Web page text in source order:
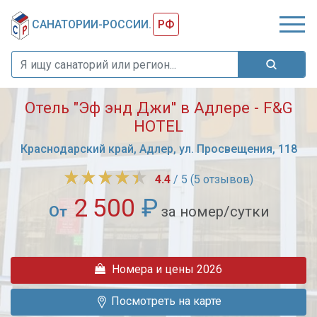
САНАТОРИИ-РОССИИ. РФ
Отель "Эф энд Джи'' в Адлере - F&G
HOTEL
Краснодарский край, Адлер, ул. Просвещения, 118
4.4/ 5 (5 отзывов)
От 2 500 ₽ за номер/сутки
«F&G»
один
Номера и цены 2026
Посмотреть на карте